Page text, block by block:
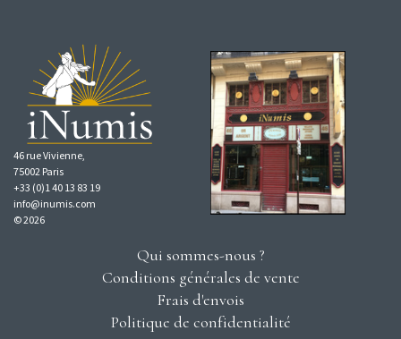
46 rue Vivienne,
75002 Paris
+33 (0)1 40 13 83 19
info@inumis.com
© 2026
Qui sommes-nous ?
Conditions générales de vente
Frais d'envois
Politique de confidentialité